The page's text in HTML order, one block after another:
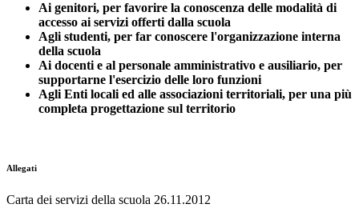
Ai genitori, per favorire la conoscenza delle modalità di
accesso ai servizi offerti dalla scuola
Agli studenti, per far conoscere l'organizzazione interna
della scuola
Ai docenti e al personale amministrativo e ausiliario, per
supportarne l'esercizio delle loro funzioni
Agli Enti locali ed alle associazioni territoriali, per una più
completa progettazione sul territorio
Allegati
Carta dei servizi della scuola 26.11.2012